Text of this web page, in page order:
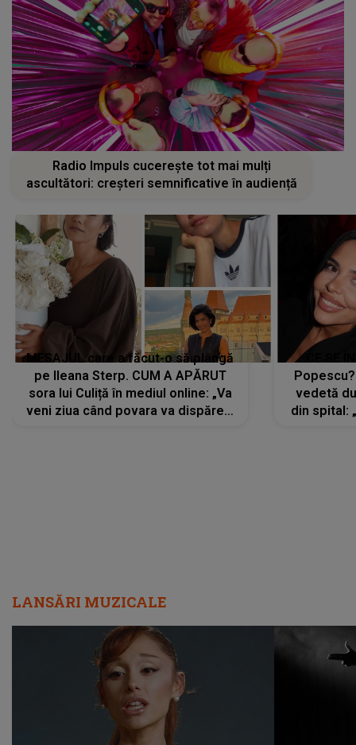
Radio Impuls cucerește tot mai mulți
ascultători: creșteri semnificative în audiență
MESAJUL care a făcut-o să plângă
pe Ileana Sterp. CUM A APĂRUT
sora lui Culiță în mediul online: „Va
veni ziua când povara va dispărea,
vedetă
din spital:
LANSĂRI MUZICALE